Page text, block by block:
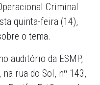
Criminal
quinta-feira (14),
o tema.
auditório da ESMP,
rua do Sol, nº 143,